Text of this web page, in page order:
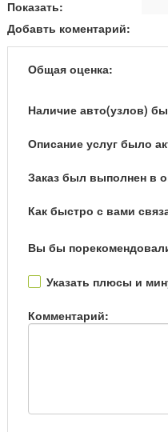
Показать:
Добавть коментарий:
Общая оценка:
Наличие авто(узлов)
Описание услуг было
Заказ был выполнен в
Как быстро с вами
Вы бы
Указать плюсы и
Комментарий: